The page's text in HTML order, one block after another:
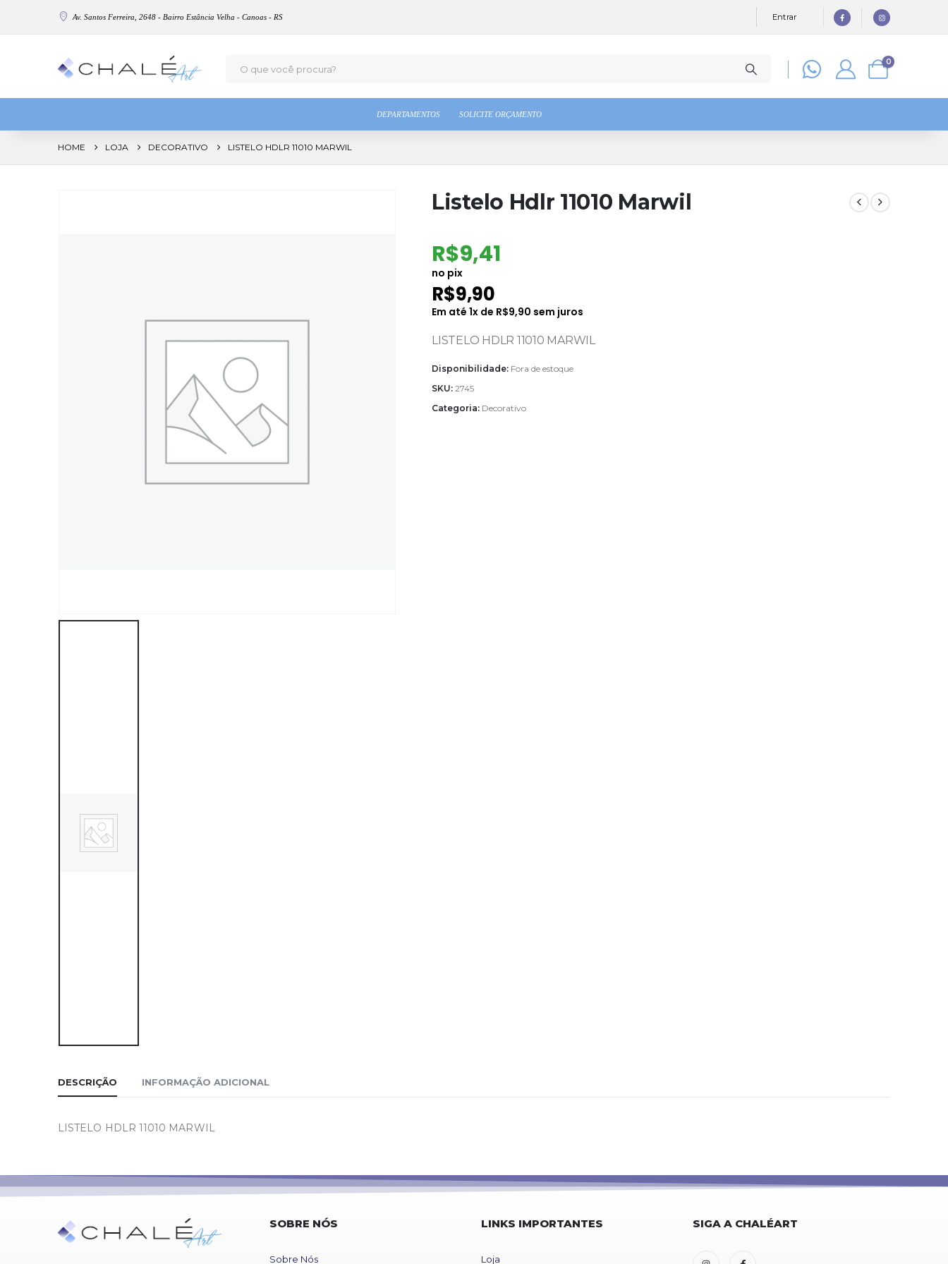
Av. Santos Ferreira, 2648 - Bairro Estância Velha - Canoas - RS Entrar
0
DEPARTAMENTOS SOLICITE ORÇAMENTO
HOME LOJA DECORATIVO LISTELO HDLR 11010 MARWIL
Listelo Hdlr 11010 Marwil
R$9,41
no pix
R$9,90
Em até 1x de R$9,90 sem juros
LISTELO HDLR 11010 MARWIL
Disponibilidade: Fora de estoque
SKU: 2745
Categoria: Decorativo
DESCRIÇÃO INFORMAÇÃO ADICIONAL
LISTELO HDLR 11010 MARWIL
SOBRE NÓS
Sobre Nós
LINKS IMPORTANTES
Loja
SIGA A CHALÉART